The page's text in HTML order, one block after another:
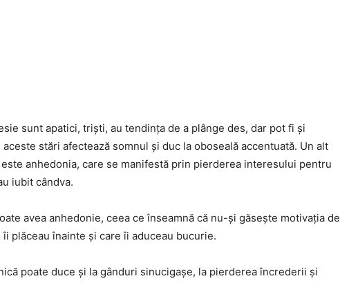
sunt apatici, triști, au tendința de a plânge des, dar pot fi și
stări afectează somnul și duc la oboseală accentuată. Un alt
anhedonia, care se manifestă prin pierderea interesului pentru
iubit cândva.
avea anhedonie, ceea ce înseamnă că nu-și găsește motivația de
plăceau înainte și care îi aduceau bucurie.
poate duce și la gânduri sinucigașe, la pierderea încrederii și